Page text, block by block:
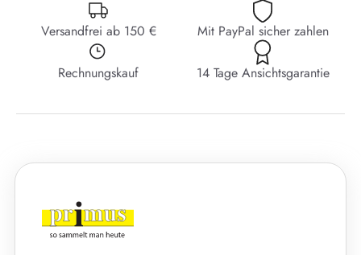
Versandfrei ab 150 € Mit PayPal sicher zahlen
Rechnungskauf 14 Tage Ansichtsgarantie